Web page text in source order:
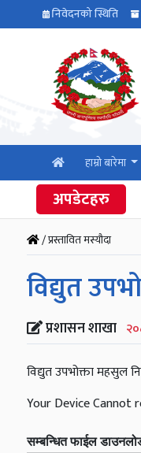
निवेदनको स्थिति
हाम्रो बारेमा
अपडेटहरु
/ प्रस्तावित मस्यौदा
विद्युत
प्रशासन शाखा
विद्युत उपभोक्ता महसुल
Your Device Cannot
सम्बन्धित फाईल